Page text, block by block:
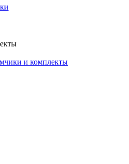
и комплекты